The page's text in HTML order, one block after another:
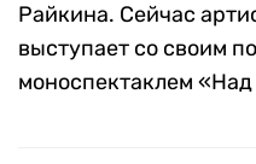
Райкина. Сейчас
выступает со своим
моноспектаклем